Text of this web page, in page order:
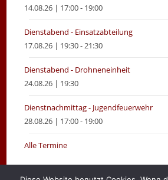
14.08.26 | 17:00 - 19:00
Dienstabend - Einsatzabteilung
17.08.26 | 19:30 - 21:30
Dienstabend - Drohneneinheit
24.08.26 | 19:30
Dienstnachmittag - Jugendfeuerwehr
28.08.26 | 17:00 - 19:00
Alle Termine